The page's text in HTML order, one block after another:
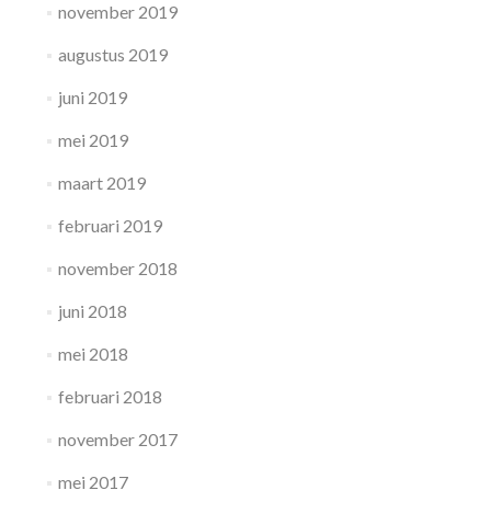
november 2019
augustus 2019
juni 2019
mei 2019
maart 2019
februari 2019
november 2018
juni 2018
mei 2018
februari 2018
november 2017
mei 2017